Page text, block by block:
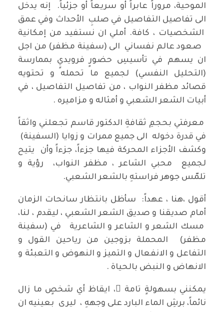
الموحية، مروراً عابراً أو سريعاً أو جزئياً. إنه يدخل
الى تفاصيل التفاصيل في صلبِ الأحداث وفي عمق
الشخصيات ، كافة. أملي ان نستفيد من إمكانية
صعود عالم نفساني الى (سفينة مظفر) من اجل
ان يسهم في تأسيسِ حضورٍ فرويديٍ بممارسة
(التحليل النفسي) لجميع ما تحمله و تحتويه
قصائد مظفر النواب ، من تفاصيل التفاصيل ، في
أبيات الشعر الشعبي و أمثاله و مزاميره .
معرفتي بحجمِ ثقافةِ الدكتور قاسم تجعلني واثقاً
في قدرة دخوله الى جميع ممرات و زوايا (السفينة)
وكشف الأجزاء المحركة فيها جزءاً، جزءاً وأن يتيح
لجميع محبي الشاعر ، مظفر النواب، رؤية و
تلمّس جوهر فراستهِ بالشعر الشعبي.
أقول ،هنا ، عهداً: سأظل بانتظار سانحات الزمان
أمام صديقنا و صديق الشعر الشعبي ، ليقدم ، لنا،
مسك الشعر و الشاعر و الشاعرية في (سفينة
مظفر) المحملة بزوجين من رياحين القول و
التفاعل و الانفعال و التميز و النهوض و التعبئة و
الانهاض و النبض بالحياة .
يمكنني بسهولةٍ تامة ٍ، ايقاظ أي شخصٍ ما زال
نائماً، برشِ الماء البارد على وجههِ ، ليرى بعينيه ان